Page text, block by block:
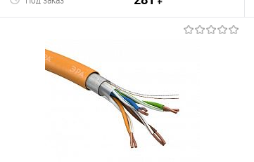
В избранное